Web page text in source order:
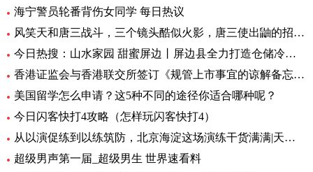
海宁警员轮番背伤女同学 每日热议
风笑天和唐三战斗，三个镜头酷似火影，唐三使出鼬的招牌动作 速看料
今日热搜：山水家园 甜蜜屏边丨屏边县全力打造仓储冷链保障“云品”出滇
香港证监会与香港联交所签订《规管上市事宜的谅解备忘录》第二份补充文件 天天日报
美国留学怎么申请？这5种不同的途径你适合哪种呢？
今日闪客快打4攻略（怎样玩闪客快打4）
从以演促练到以练筑防，北京海淀这场演练干货满满|天天实时
超级男声第一届_超级男生 世界速看料